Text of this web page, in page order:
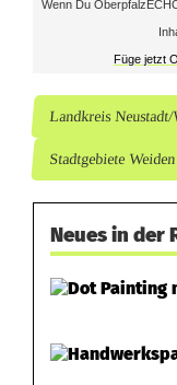
f
e
n
Wenn Du
Füge jetzt
Landkreis
Stadtgebiete Weiden
Neues in der